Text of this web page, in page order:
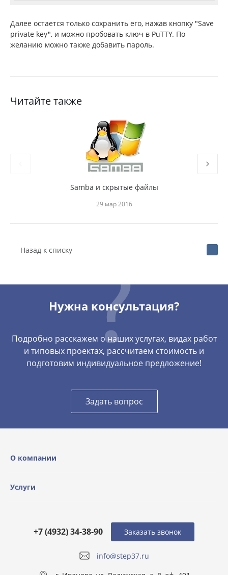
Далее остается только сохранить его, нажав кнопку "Save
private key", и можно пробовать ключ в PuTTY. По
желанию можно также добавить пароль.
Читайте также
Samba и скрытые файлы
29 мар 2016
Назад к списку
Нужна консультация?
Подробно расскажем о наших услугах, видах работ
и типовых проектах, рассчитаем стоимость и
подготовим индивидуальное предложение!
Задать вопрос
О компании
Услуги
info@step37.ru
+7 (4932) 34-38-90 Заказать звонок